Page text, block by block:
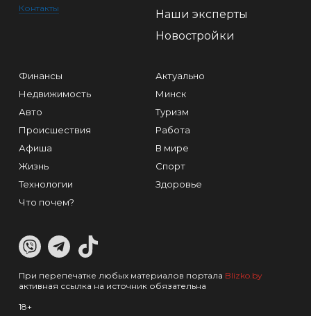
Контакты
Наши эксперты
Новостройки
Финансы
Недвижимость
Авто
Происшествия
Афиша
Жизнь
Технологии
Что почем?
Актуально
Минск
Туризм
Работа
В мире
Спорт
Здоровье
При перепечатке любых материалов портала Blizko.by
активная ссылка на источник обязательна
18+